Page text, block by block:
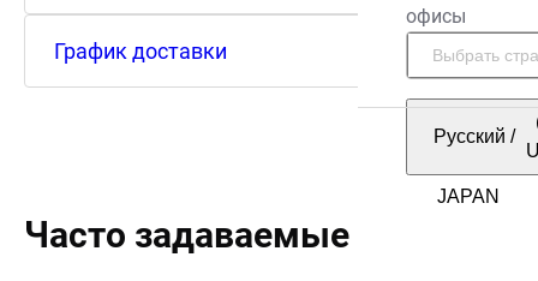
офисы
Русский /
График доставки
Часто задаваемые вопросы